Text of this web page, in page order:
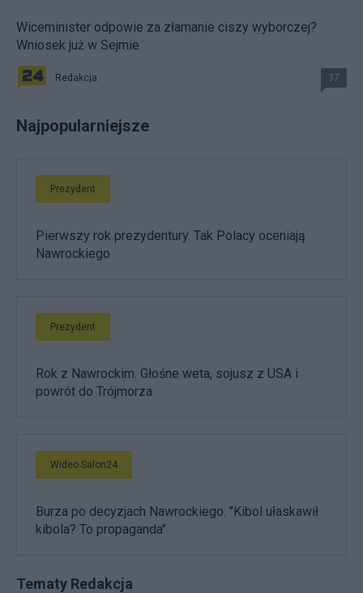
Wiceminister odpowie za złamanie ciszy wyborczej?
Wniosek już w Sejmie
Redakcja 37
Najpopularniejsze
Prezydent
Pierwszy rok prezydentury. Tak Polacy oceniają
Nawrockiego
Prezydent
Rok z Nawrockim. Głośne weta, sojusz z USA i
powrót do Trójmorza
Wideo Salon24
Burza po decyzjach Nawrockiego. "Kibol ułaskawił
kibola? To propaganda"
Tematy Redakcja